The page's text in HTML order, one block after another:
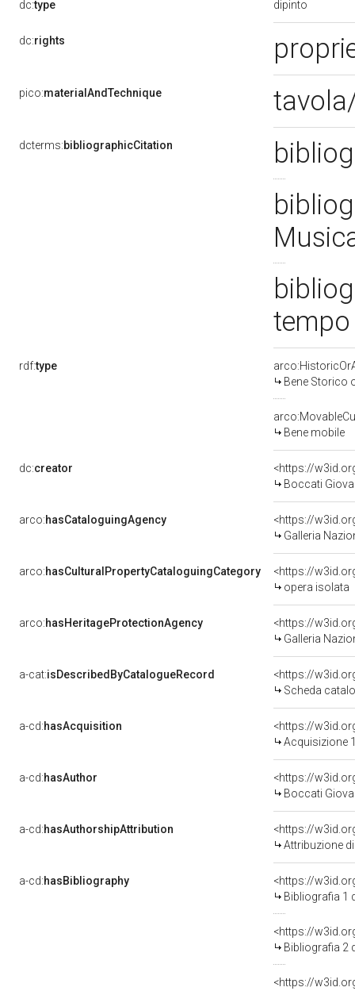
dc:type dipinto
dc:rights
pico:materialAndTechnique
dcterms:bibliographicCitation
rdf:type
Bene Storico
Bene mobile
dc:creator
<https://
Boccati
arco:hasCataloguingAgency
<https://
Galleria
arco:hasCulturalPropertyCataloguingCategory
<https://
opera isolata
arco:hasHeritageProtectionAgency
<https://
Galleria
a-cat:isDescribedByCatalogueRecord
<https://
Scheda
a-cd:hasAcquisition
<https://
Acquisizione
a-cd:hasAuthor
<https://
Boccati
a-cd:hasAuthorshipAttribution
<https://
Attribuzione
a-cd:hasBibliography
<https://
Bibliografia 1
<https://
Bibliografia 2
<https://